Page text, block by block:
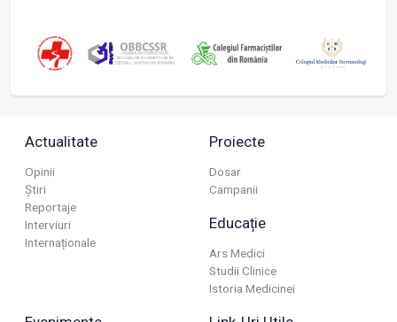
Actualitate
Opinii
Știri
Reportaje
Interviuri
Internaționale
Proiecte
Dosar
Campanii
Educație
Ars Medici
Studii Clinice
Istoria Medicinei